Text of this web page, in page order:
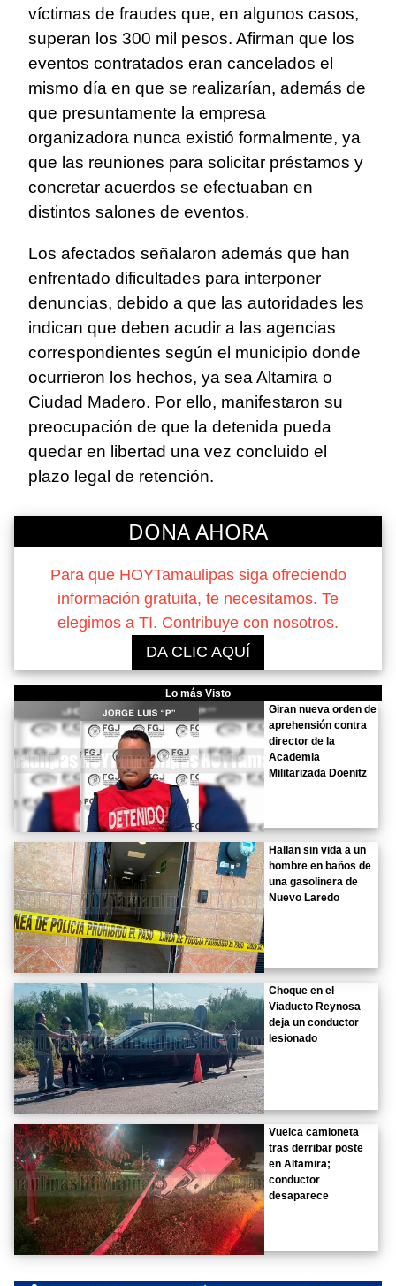
víctimas de fraudes que, en algunos casos,
superan los 300 mil pesos. Afirman que los
eventos contratados eran cancelados el
mismo día en que se realizarían, además de
que presuntamente la empresa
organizadora nunca existió formalmente, ya
que las reuniones para solicitar préstamos y
concretar acuerdos se efectuaban en
distintos salones de eventos.
Los afectados señalaron además que han
enfrentado dificultades para interponer
denuncias, debido a que las autoridades les
indican que deben acudir a las agencias
correspondientes según el municipio donde
ocurrieron los hechos, ya sea Altamira o
Ciudad Madero. Por ello, manifestaron su
preocupación de que la detenida pueda
quedar en libertad una vez concluido el
plazo legal de retención.
DONA AHORA
Para que HOYTamaulipas siga ofreciendo
información gratuita, te necesitamos. Te
elegimos a TI. Contribuye con nosotros.
DA CLIC AQUÍ
Lo más Visto
Giran nueva orden de
aprehensión contra
director de la
Academia
Militarizada Doenitz
Hallan sin vida a un
hombre en baños de
una gasolinera de
Nuevo Laredo
Choque en el
Viaducto Reynosa
deja un conductor
lesionado
Vuelca camioneta
tras derribar poste
en Altamira;
conductor
desaparece